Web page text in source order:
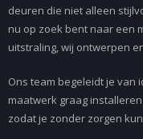
deuren die niet alleen
nu op zoek bent naar een
uitstraling, wij ontwerpen
Ons team begeleidt je van
maatwerk graag
zodat je zonder zorgen